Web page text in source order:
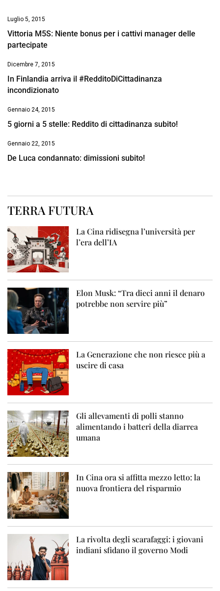
Luglio 5, 2015
Vittoria M5S: Niente bonus per i cattivi manager delle
partecipate
Dicembre 7, 2015
In Finlandia arriva il #RedditoDiCittadinanza
incondizionato
Gennaio 24, 2015
5 giorni a 5 stelle: Reddito di cittadinanza subito!
Gennaio 22, 2015
De Luca condannato: dimissioni subito!
TERRA FUTURA
La Cina ridisegna l’università per
l’era dell’IA
Elon Musk: “Tra dieci anni il denaro
potrebbe non servire più”
La Generazione che non riesce più a
uscire di casa
Gli allevamenti di polli stanno
alimentando i batteri della diarrea
umana
In Cina ora si affitta mezzo letto: la
nuova frontiera del risparmio
La rivolta degli scarafaggi: i giovani
indiani sfidano il governo Modi